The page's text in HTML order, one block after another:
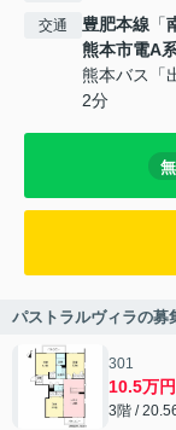
交通 豊肥本線 「
熊本市電A
熊本バス「
2分
パストラルヴィラの募
301
10.5万円
3階 /